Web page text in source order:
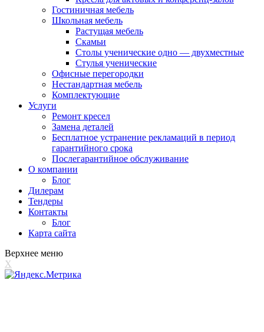
Гостиничная мебель
Школьная мебель
Растущая мебель
Скамьи
Столы ученические одно — двухместные
Стулья ученические
Офисные перегородки
Нестандартная мебель
Комплектующие
Услуги
Ремонт кресел
Замена деталей
Бесплатное устранение рекламаций в период
гарантийного срока
Послегарантийное обслуживание
О компании
Блог
Дилерам
Тендеры
Контакты
Блог
Карта сайта
Верхнее меню
X